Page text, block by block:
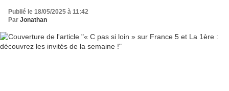
Publié le 18/05/2025 à 11:42
Par Jonathan